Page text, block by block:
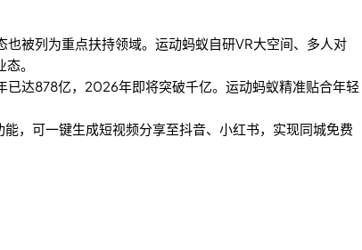
被列为重点扶持领域。运动蚂蚁自研VR大空间、多人对
。
达878亿，2026年即将突破千亿。运动蚂蚁精准贴合年轻
，可一键生成短视频分享至抖音、小红书，实现同城免费